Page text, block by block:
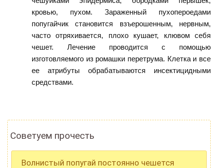
кровью, пухом. Зараженный пухопероедами
попугайчик становится взъерошенным, нервным,
часто отряхивается, плохо кушает, клювом себя
чешет. Лечение проводится с помощью
изготовляемого из ромашки перетрума. Клетка и все
ее атрибуты обрабатываются инсектицидными
средствами.
Советуем прочесть
Волнистый попугай постоянно чешется